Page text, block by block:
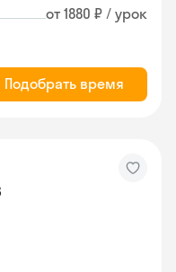
от 1880 ₽ / урок
Подобрать время